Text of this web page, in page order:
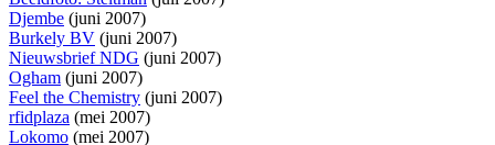
Djembe (juni 2007)
Burkely BV (juni 2007)
Nieuwsbrief NDG (juni 2007)
Ogham (juni 2007)
Feel the Chemistry (juni 2007)
rfidplaza (mei 2007)
Lokomo (mei 2007)